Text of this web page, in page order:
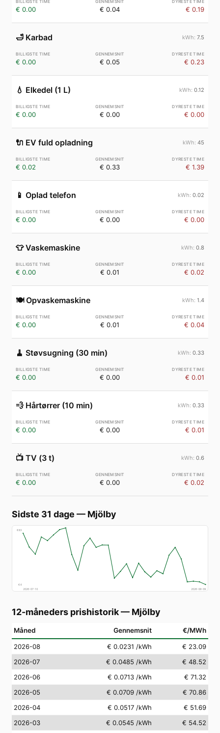
€ 0.00 € 0.04 € 0.19
🛁 Karbad 7.5
€ 0.00 € 0.05 € 0.23
💧 Elkedel (1 L) 0.12
€ 0.00 € 0.00 € 0.00
🔌 EV fuld opladning 45
€ 0.02 € 0.33 € 1.39
📱 Oplad telefon 0.02
€ 0.00 € 0.00 € 0.00
👕 Vaskemaskine 0.8
€ 0.00 € 0.01 € 0.02
🍽️ Opvaskemaskine 1.4
€ 0.00 € 0.01 € 0.04
🧹 Støvsugning (30 min) 0.33
€ 0.00 € 0.00 € 0.01
💨 Hårtørrer (10 min) 0.33
€ 0.00 € 0.00 € 0.01
📺 TV (3 t) 0.6
€ 0.00 € 0.00 € 0.02
Sidste 31 dage — Mjölby
€83
€4
2026-07-10
2026-08-09
12-måneders prishistorik— Mjölby
Måned Gennemsnit €/MWh
2026-08 € 0.0231 /kWh
€ 23.09
2026-07
€ 0.0485 /kWh
€ 48.52
2026-06
€ 0.0713 /kWh
€ 71.32
2026-05
€ 0.0709 /kWh
€ 70.86
2026-04
€ 0.0517 /kWh
€ 51.69
2026-03
€ 0.0545 /kWh
€ 54.52